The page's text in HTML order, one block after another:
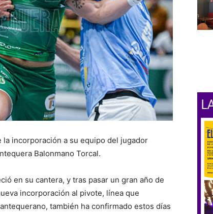
la incorporación a su equipo del jugador
Balonmano Torcal.
en su cantera, y tras pasar un gran año de
incorporación al pivote, línea que
también ha confirmado estos días